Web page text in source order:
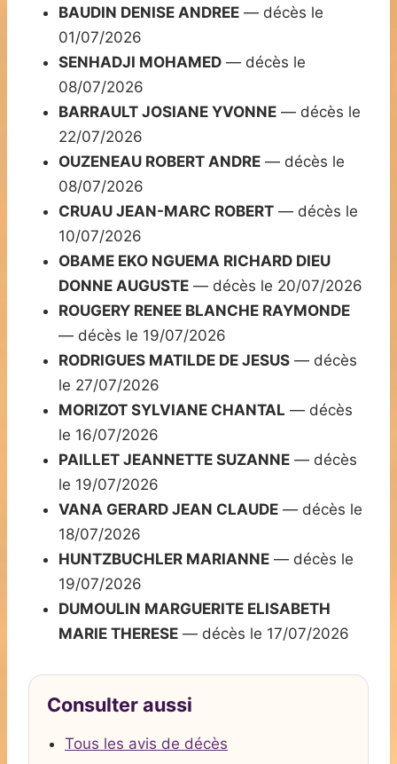
BAUDIN DENISE ANDREE — décès le
01/07/2026
SENHADJI MOHAMED — décès le
08/07/2026
BARRAULT JOSIANE YVONNE — décès le
22/07/2026
OUZENEAU ROBERT ANDRE — décès le
08/07/2026
CRUAU JEAN-MARC ROBERT — décès le
10/07/2026
OBAME EKO NGUEMA RICHARD DIEU
DONNE AUGUSTE — décès le 20/07/2026
ROUGERY RENEE BLANCHE RAYMONDE
— décès le 19/07/2026
RODRIGUES MATILDE DE JESUS — décès
le 27/07/2026
MORIZOT SYLVIANE CHANTAL — décès
le 16/07/2026
PAILLET JEANNETTE SUZANNE — décès
le 19/07/2026
VANA GERARD JEAN CLAUDE — décès le
18/07/2026
HUNTZBUCHLER MARIANNE — décès le
19/07/2026
DUMOULIN MARGUERITE ELISABETH
MARIE THERESE — décès le 17/07/2026
Consulter aussi
Tous les avis de décès